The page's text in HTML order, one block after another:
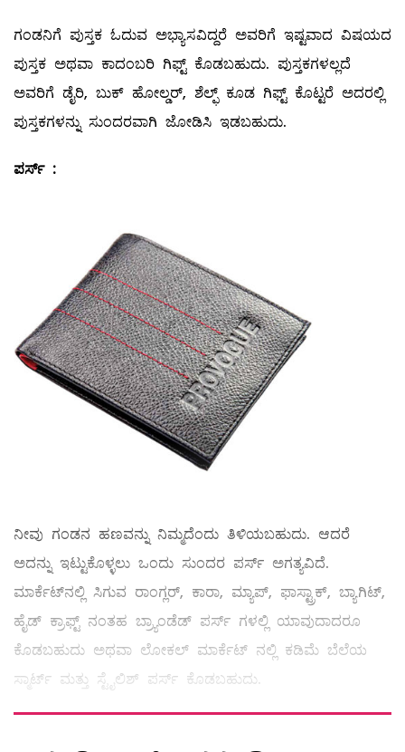
ಗಂಡನಿಗೆ ಪುಸ್ತಕ ಓದುವ ಅಭ್ಯಾಸವಿದ್ದರೆ ಅವರಿಗೆ ಇಷ್ಟವಾದ ವಿಷಯದ
ಪುಸ್ತಕ ಅಥವಾ ಕಾದಂಬರಿ ಗಿಫ್ಟ್ ಕೊಡಬಹುದು. ಪುಸ್ತಕಗಳಲ್ಲದೆ
ಅವರಿಗೆ ಡೈರಿ, ಬುಕ್‌ ಹೋಲ್ಡರ್‌, ಶೆಲ್ಫ್ ಕೂಡ ಗಿಫ್ಟ್ ಕೊಟ್ಟರೆ ಅದರಲ್ಲಿ
ಪುಸ್ತಕಗಳನ್ನು ಸುಂದರವಾಗಿ ಜೋಡಿಸಿ ಇಡಬಹುದು.
ಪರ್ಸ್‌ :
ನೀವು ಗಂಡನ ಹಣವನ್ನು ನಿಮ್ಮದೆಂದು ತಿಳಿಯಬಹುದು. ಆದರೆ
ಅದನ್ನು ಇಟ್ಟುಕೊಳ್ಳಲು ಒಂದು ಸುಂದರ ಪರ್ಸ್ ಅಗತ್ಯವಿದೆ.
ಮಾರ್ಕೆಟ್‌ನಲ್ಲಿ ಸಿಗುವ ರಾಂಗ್ಲರ್‌, ಕಾರಾ, ಮ್ಯಾಪ್‌, ಫಾಸ್ಟ್ರಾಕ್‌, ಬ್ಯಾಗಿಟ್‌,
ಹೈಡ್‌ ಕ್ರಾಫ್ಟ್ ನಂತಹ ಬ್ರ್ಯಾಂಡೆಡ್ ಪರ್ಸ್‌ ಗಳಲ್ಲಿ ಯಾವುದಾದರೂ
ಕೊಡಬಹುದು ಅಥವಾ ಲೋಕಲ್ ಮಾರ್ಕೆಟ್‌ ನಲ್ಲಿ ಕಡಿಮೆ ಬೆಲೆಯ
ಸ್ಮಾರ್ಟ್‌ ಮತ್ತು ಸ್ಟೈಲಿಶ್ ಪರ್ಸ್‌ ಕೊಡಬಹುದು.